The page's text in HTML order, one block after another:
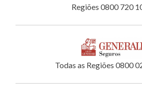
Regiões 0800 720
Todas as Regiões 0800